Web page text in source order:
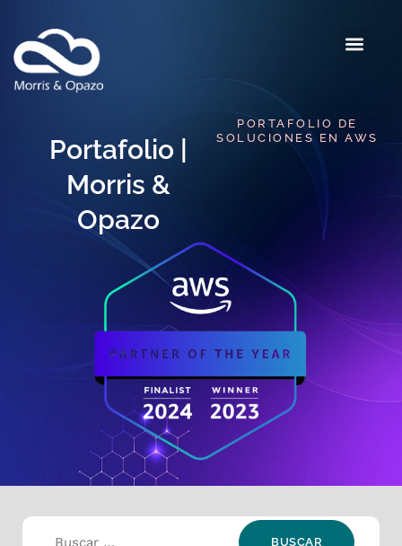
Portafolio |
Morris &
Opazo​
PORTAFOLIO DE
SOLUCIONES EN AWS​